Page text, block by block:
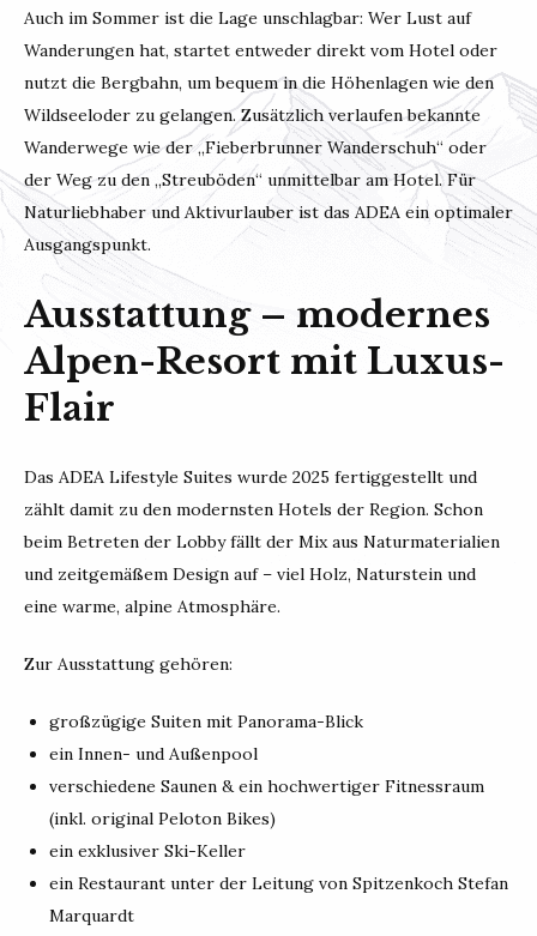
Auch im Sommer ist die Lage unschlagbar: Wer Lust auf
Wanderungen hat, startet entweder direkt vom Hotel oder
nutzt die Bergbahn, um bequem in die Höhenlagen wie den
Wildseeloder zu gelangen. Zusätzlich verlaufen bekannte
Wanderwege wie der „Fieberbrunner Wanderschuh“ oder
der Weg zu den „Streuböden“ unmittelbar am Hotel. Für
Naturliebhaber und Aktivurlauber ist das ADEA ein optimaler
Ausgangspunkt.
Ausstattung – modernes
Alpen-Resort mit Luxus-
Flair
Das ADEA Lifestyle Suites wurde 2025 fertiggestellt und
zählt damit zu den modernsten Hotels der Region. Schon
beim Betreten der Lobby fällt der Mix aus Naturmaterialien
und zeitgemäßem Design auf – viel Holz, Naturstein und
eine warme, alpine Atmosphäre.
Zur Ausstattung gehören:
großzügige Suiten mit Panorama-Blick
ein Innen- und Außenpool
verschiedene Saunen & ein hochwertiger Fitnessraum
(inkl. original Peloton Bikes)
ein exklusiver Ski-Keller
ein Restaurant unter der Leitung von Spitzenkoch Stefan
Marquardt